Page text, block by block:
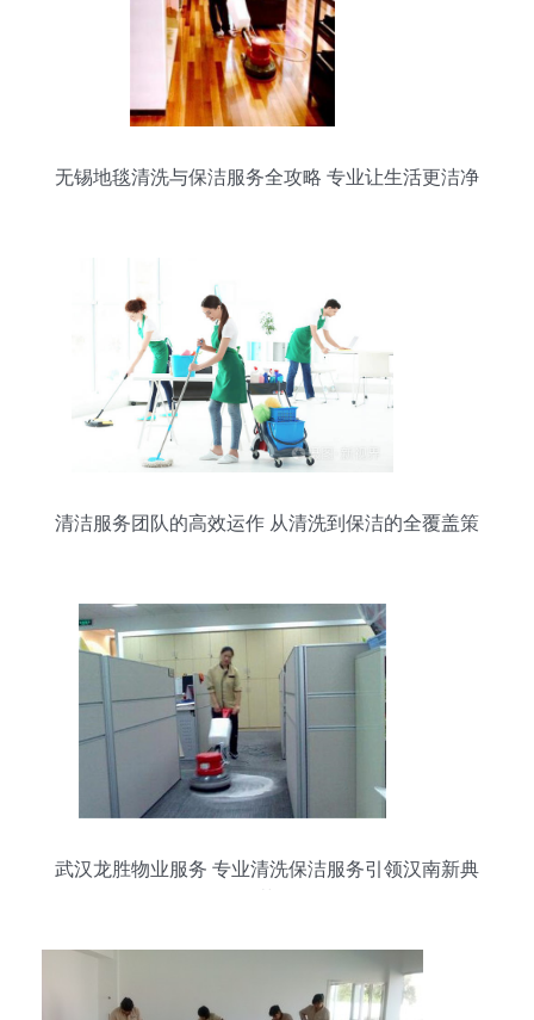
无锡地毯清洗与保洁服务全攻略 专业让生活更洁净
清洁服务团队的高效运作 从清洗到保洁的全覆盖策
武汉龙胜物业服务 专业清洗保洁服务引领汉南新典